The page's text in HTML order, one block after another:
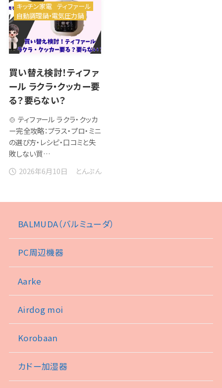
買い替え検討！ティファ
ール ラクラ・クッカー要
る？要らない？
🍲 ティファール ラクラ・クッカ
ー完全攻略：プラス・プロ・ミニ
の選び方・レシピ・口コミと失
敗しない買…
2026年6月10日
キッチン家電 ティファール
自動調理鍋・電気圧力鍋
とんぷん
BALMUDA（バルミューダ）
PC周辺機器
Aarke
Airdog moi
Korobaan
カドー加湿器